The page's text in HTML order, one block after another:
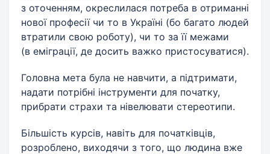
з оточенням, окреслилася потреба в отриманні
нової професії чи то в Україні (бо багато людей
втратили свою роботу), чи то за її межами
(в еміграції, де досить важко пристосуватися).
Головна мета була не навчити, а підтримати,
надати потрібні інструменти для початку,
прибрати страхи та нівелювати стереотипи.
Більшість курсів, навіть для початківців,
розроблено, виходячи з того, що людина вже